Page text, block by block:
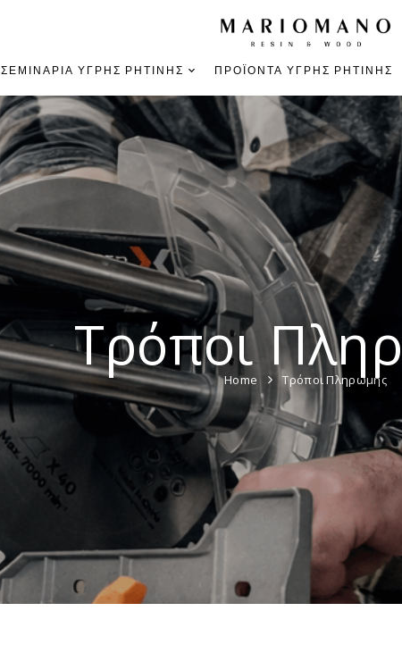
ΣΕΜΙΝΆΡΙΑ ΥΓΡΉΣ ΡΗΤΊΝΗΣ ΠΡΟΪΌΝΤΑ ΥΓΡΉΣ ΡΗΤΊΝΗΣ
Τρόποι
Home Τρόποι Πληρωμής